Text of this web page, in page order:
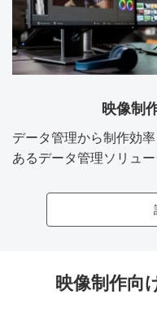
映像制
データ管理から制作効
あるデータ管理ソリュ
映像制作向